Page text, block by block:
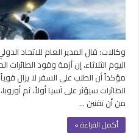
وكالات: قال المدير العام للاتحاد
اليوم الثلاثاء، إن أزمة وقود
مؤكداً أن الطلب على السفر لا يزال
الطائرات سيؤثر على آسيا أولاً، ثم
من أن تقنين …
أكمل القراءة »